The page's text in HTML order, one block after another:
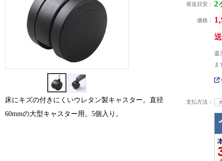
床にキズの付きにくいウレタン製キャスター。直径
60mmの大型キャスター用。5個入り。
発送目安： 2
価格：
還
ま
支払方法：